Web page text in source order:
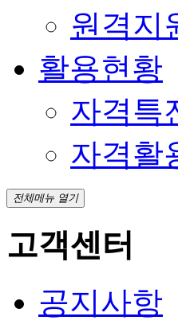
원격지
활용현황
자격특
자격활
전체메뉴 열기
고객센터
공지사항